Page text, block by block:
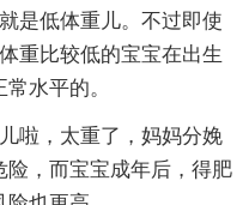
是低体重儿。不过即使
重比较低的宝宝在出生
水平的。
啦，太重了，妈妈分娩
，而宝宝成年后，得肥